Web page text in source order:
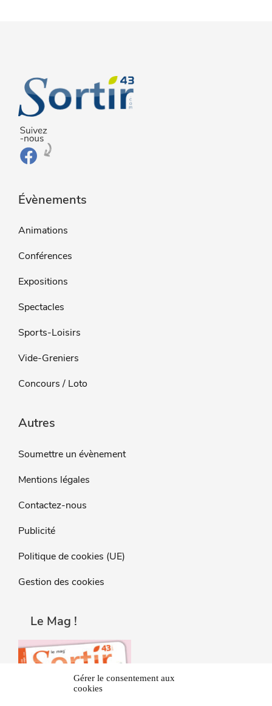
Gérer le consentement aux
cookies
Évènements
Animations
Conférences
Expositions
Spectacles
Sports-Loisirs
Vide-Greniers
Concours / Loto
Autres
Soumettre un évènement
Mentions légales
Contactez-nous
Publicité
Politique de cookies (UE)
Gestion des cookies
Le Mag !